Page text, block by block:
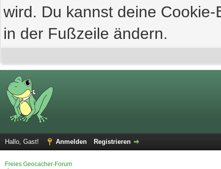
wird. Du kannst deine
in der Fußzeile ändern.
Hallo, Gast! Anmelden Registrieren
Freies Geocacher-Forum